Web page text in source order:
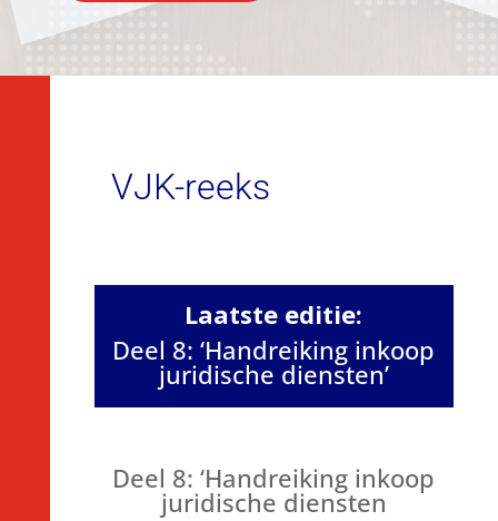
VJK-reeks
Laatste editie:
Deel 8: ‘Handreiking inkoop
juridische diensten’
Deel 8: ‘Handreiking inkoop
juridische diensten